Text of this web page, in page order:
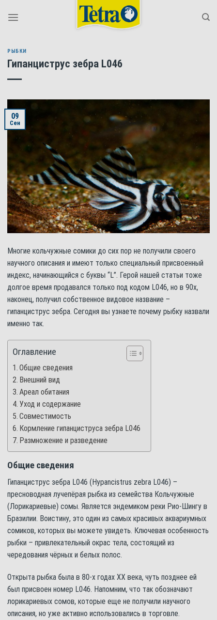
РЫБКИ
Гипанциструс зебра L046
09
Сен
Многие кольчужные сомики до сих пор не получили своего
научного описания и имеют только специальный присвоенный
индекс, начинающийся с буквы “L”. Герой нашей статьи тоже
долгое время продавался только под кодом L046, но в 90х,
наконец, получил собственное видовое название –
гипанциструс зебра. Сегодня вы узнаете почему рыбку назвали
именно так.
Оглавление
Общие сведения
Внешний вид
Ареал обитания
Уход и содержание
Совместимость
Кормление гипанциструса зебра L046
Размножение и разведение
Общие сведения
Гипанциструс зебра L046 (Hypancistrus zebra L046) –
пресноводная лучепёрая рыбка из семейства Кольчужные
(Лорикариевые) сомы. Является эндемиком реки Рио-Шингу в
Бразилии. Воистину, это один из самых красивых аквариумных
сомиков, которых вы можете увидеть. Ключевая особенность
рыбки – привлекательный окрас тела, состоящий из
чередования чёрных и белых полос.
Открыта рыбка была в 80-х годах XX века, чуть позднее ей
был присвоен номер L046. Напомним, что так обозначают
лорикариевых сомов, которые еще не получили научного
описания, но уже активно использовались в торговле.